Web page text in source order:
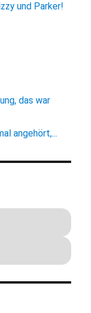
und Parker!
das war
angehört,...